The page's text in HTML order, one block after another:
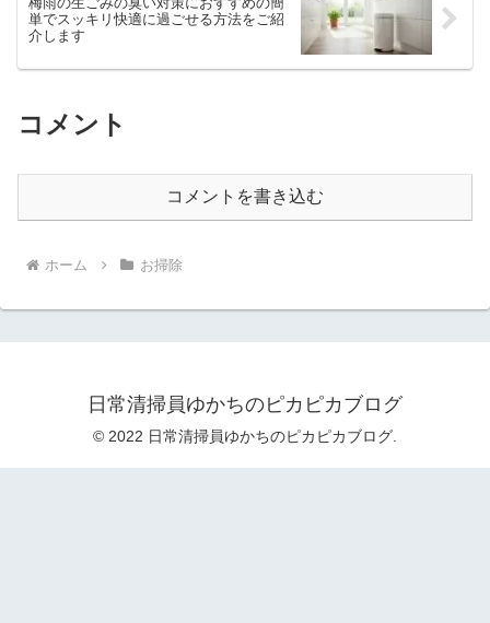
単でスッキリ快適に過ごせる方法をご紹
介します
コメント
コメントを書き込む
ホーム お掃除
日常清掃員ゆかちのピカピカブログ
© 2022 日常清掃員ゆかちのピカピカブログ.